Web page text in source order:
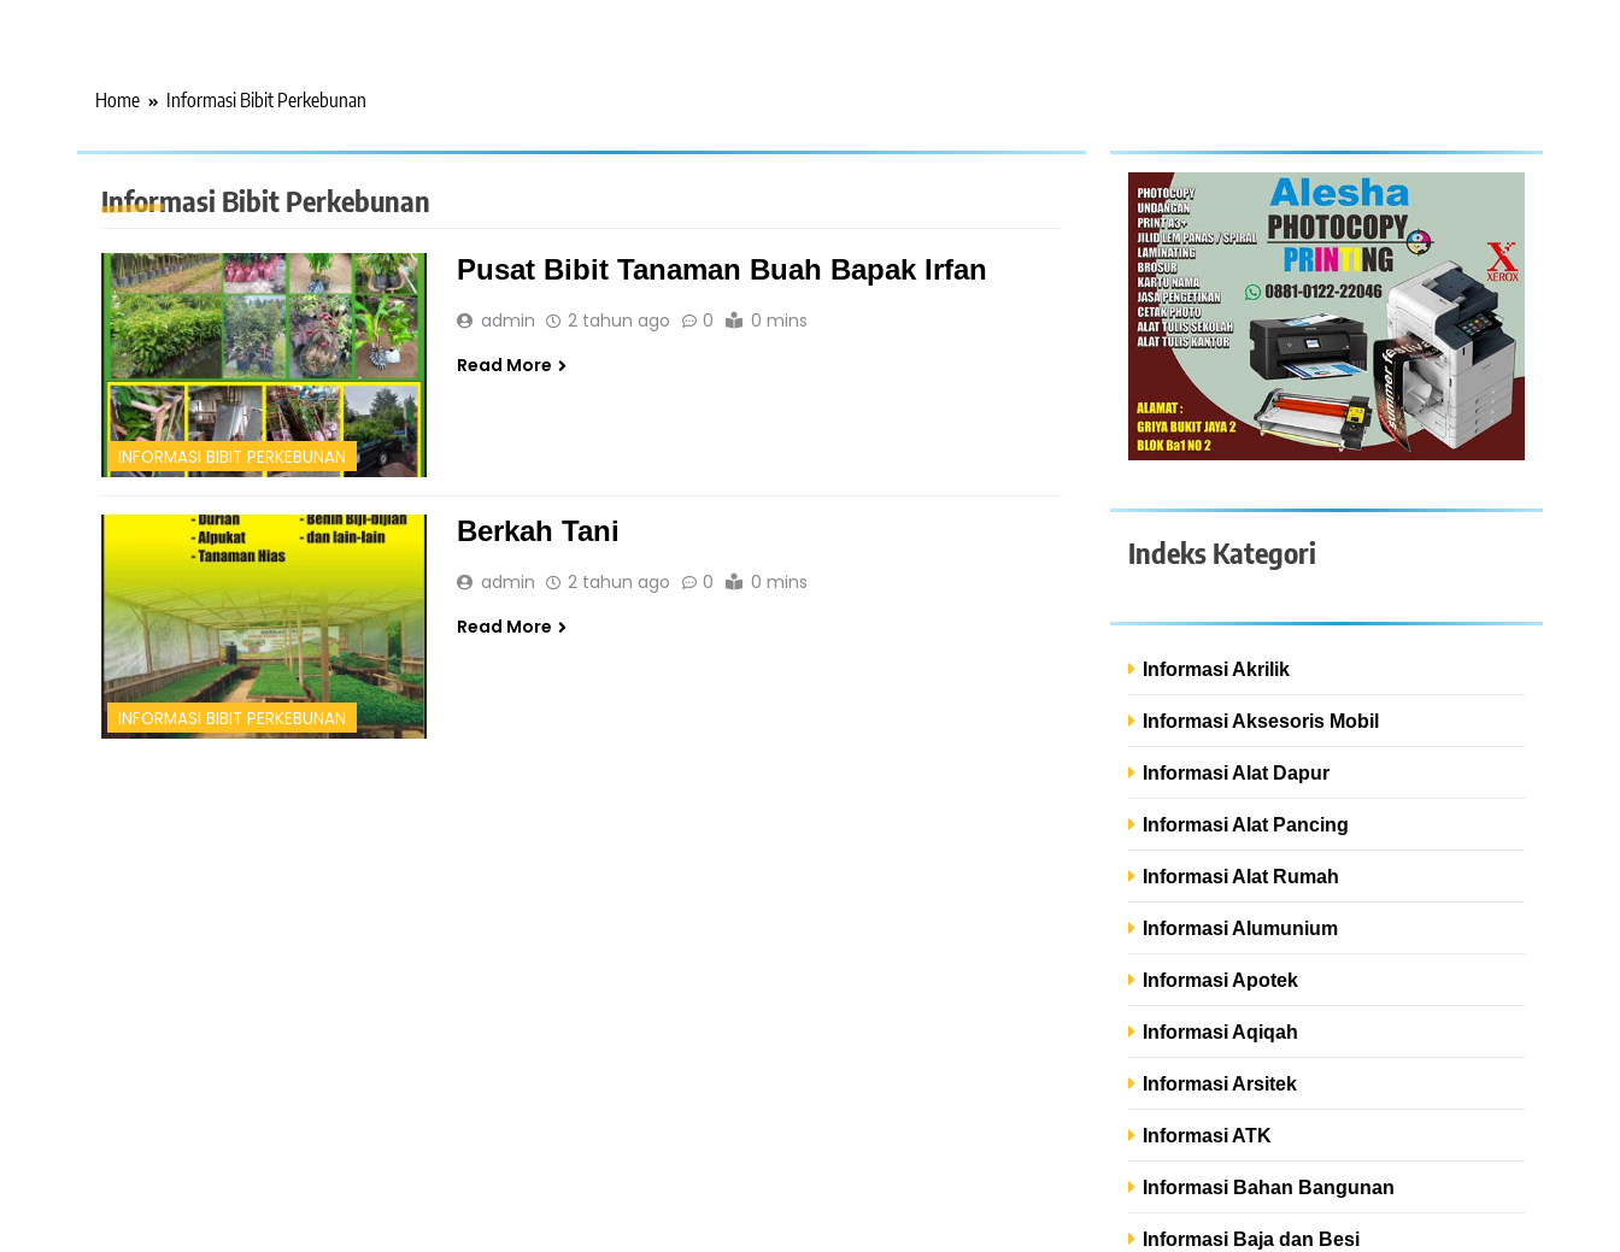
Home Informasi Bibit Perkebunan
Informasi Bibit Perkebunan
INFORMASI BIBIT PERKEBUNAN
Pusat Bibit Tanaman Buah Bapak Irfan
admin 2 tahun ago 0
0 mins
Read More
INFORMASI BIBIT PERKEBUNAN
Berkah Tani
admin 2 tahun ago 0
0 mins
Read More
Indeks Kategori
Informasi Akrilik
Informasi Aksesoris Mobil
Informasi Alat Dapur
Informasi Alat Pancing
Informasi Alat Rumah
Informasi Alumunium
Informasi Apotek
Informasi Aqiqah
Informasi Arsitek
Informasi ATK
Informasi Bahan Bangunan
Informasi Baja dan Besi